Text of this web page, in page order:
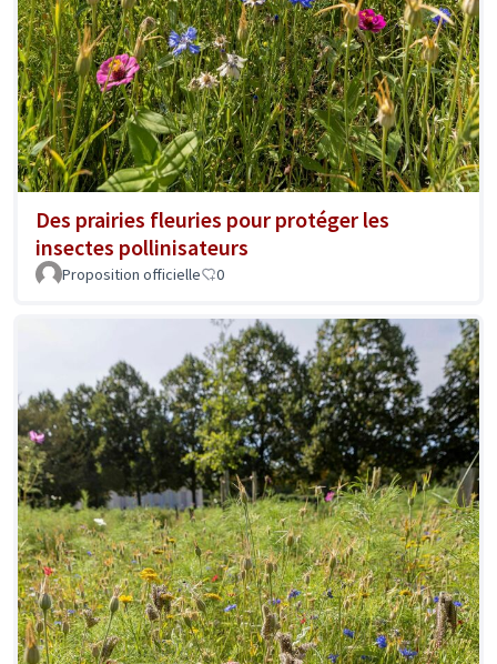
Des prairies fleuries pour protéger les
insectes pollinisateurs
Proposition officielle 0